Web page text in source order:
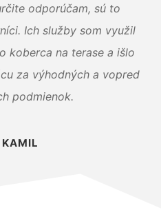
odporúčam, sú to
Ich služby som využil
koberca na terase a išlo
za výhodných a vopred
podmienok.
KAMIL